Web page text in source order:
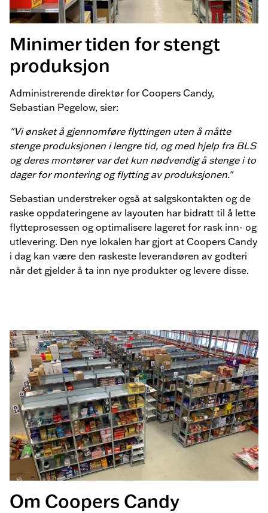
Minimer tiden for stengt
produksjon
Administrerende direktør for Coopers Candy,
Sebastian Pegelow, sier:
"Vi ønsket å gjennomføre flyttingen uten å måtte
stenge produksjonen i lengre tid, og med hjelp fra BLS
og deres montører var det kun nødvendig å stenge i to
dager for montering og flytting av produksjonen."
Sebastian understreker også at salgskontakten og de
raske oppdateringene av layouten har bidratt til å lette
flytteprosessen og optimalisere lageret for rask inn- og
utlevering. Den nye lokalen har gjort at Coopers Candy
i dag kan være den raskeste leverandøren av godteri
når det gjelder å ta inn nye produkter og levere disse.
Om Coopers Candy